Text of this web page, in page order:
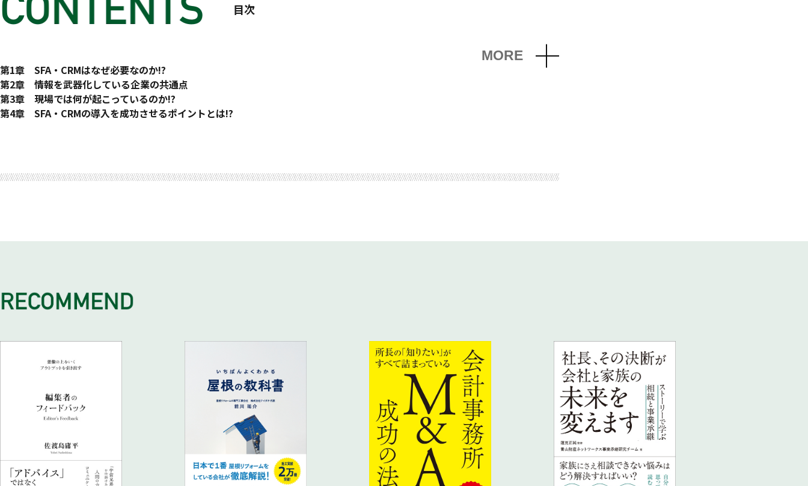
目次
MORE
はじめに
SFA・CRMを「営業の武器」へと育て上げる
第1章 SFA・CRMはなぜ必要なのか!?
1 SFA・CRMの本質
1-1 SFA・CRMとは
1-2 手段を目的にしてはいけない
2-2 誤解1 悪いのはツールそのもの！？
2-3 誤解2 営業パーソンの仕事ぶりを管理することが目的！？
3 多くの企業が直面する問題
第2章 情報を武器化している企業の共通点
1 共通点1 営業の戦略・方針を現場に周知徹底できている
1-1 方針発表会が「放心発表会」になっている
2-2営業に必要な情報を得ることのできるGoogle的環境を創り上げる
3 共通点3 営業の戦略・方針を行動に移すことができる
4-1 情報格差に苦しむ営業マネージャー
7 共通点7 実行プロセスと結果の数値情報に基づいて「改善」を繰り返している
8 共通点8 情報を武器化する7つの力
第3章 現場では何が起こっているのか!?
1 営業マネジメントに関する様々な課題
1-4 管理面から見た営業マネジメント上の課題
2 組織パワーが「改善」「変革」の邪魔をする
2-4 問題が見えたなら、その根まで考えること
第4章 SFA・CRMの導入を成功させるポイントとは!?
1-3 導入を成功させるための「7つの要素」
2 「助走」「離陸」「上昇」「安定」